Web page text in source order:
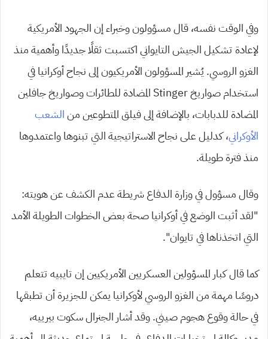
وفي الوقت نفسه، قال مسؤولون وخبراء إن الجهود الأمريكية
لإعادة تشكيل الجيش التايواني اكتسبت ثقلًا جديدًا وأهمية منذ
الغزو الروسي. يُشير المسؤولون الأمريكيون إلى نجاح أوكرانيا في
استخدام صواريخ Stinger المضادة للطائرات وصواريخ جافلين
المضادة للدبابات، بالإضافة إلى فيلق المتطوعين منالشعب
الأوكراني، كدليل على نجاح الاستراتيجية التي تبنوها واعتمدوها
منذ فترة طويلة.
وقال مسؤول في وزارة الدفاع شريطة عدم الكشف عن هويته:
“لقد أثبت الوضع في أوكرانيا صحة بعض الخطوات الطويلة الأمد
التي اتخذناها في تايوان”.
كما قال كبار المسؤولين العسكريين الأمريكيين إن تايبيه تتعلم
دروسًا مهمة من الغزو الروسي لأوكرانيا يمكن للجزيرة أن تطبقها
في حالة وقوع هجوم صيني. وقد أشار الجنرال سكوت بيرييه،